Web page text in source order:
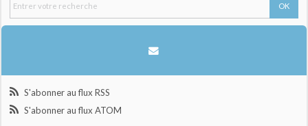
S'abonner au flux RSS
S'abonner au flux ATOM